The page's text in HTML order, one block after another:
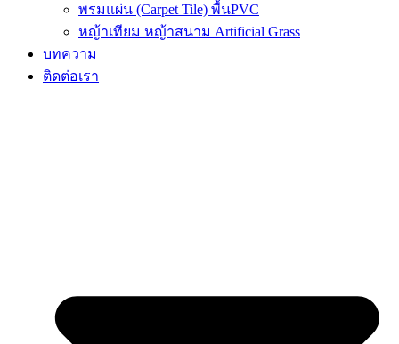
พรมแผ่น (Carpet Tile) พื้นPVC
หญ้าเทียม หญ้าสนาม Artificial Grass
บทความ
ติดต่อเรา